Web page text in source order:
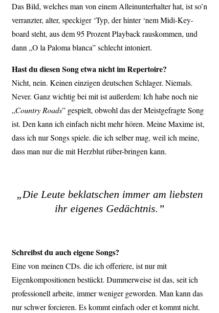
Das Bild, welches man von einem Alleinunterhalter hat, ist so’n
verranzter, alter, speckiger ‘Typ, der hinter ‘nem Midi-Key-
board steht, aus dem 95 Prozent Playback rauskommen, und
dann „O la Paloma blanca” schlecht intoniert.
Hast du diesen Song etwa nicht im Repertoire?
Nicht, nein. Keinen einzigen deutschen Schlager. Niemals.
Never. Ganz wichtig bei mit ist außerdem: Ich habe noch nie
„Country Roads” gespielt, obwohl das der Meistgefragte Song
ist. Den kann ich einfach nicht mehr hören. Meine Maxime ist,
dass ich nur Songs spiele. die ich selber mag, weil ich meine,
dass man nur die mit Herzblut rüber-bringen kann.
„Die Leute beklatschen immer am liebsten
ihr eigenes Gedächtnis.”
Schreibst du auch eigene Songs?
Eine von meinen CDs. die ich offeriere, ist nur mit
Eigenkompositionen bestückt. Dummerweise ist das, seit ich
professionell arbeite, immer weniger geworden. Man kann das
nur schwer forcieren. Es kommt einfach oder et kommt nicht.